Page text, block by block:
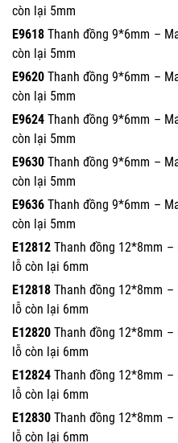
còn lại 5mm
E9618 Thanh đồng 9*6mm –
còn lại 5mm
E9620 Thanh đồng 9*6mm –
còn lại 5mm
E9624 Thanh đồng 9*6mm –
còn lại 5mm
E9630 Thanh đồng 9*6mm –
còn lại 5mm
E9636 Thanh đồng 9*6mm –
còn lại 5mm
E12812 Thanh đồng 12*8mm
lỗ còn lại 6mm
E12818 Thanh đồng 12*8mm
lỗ còn lại 6mm
E12820 Thanh đồng 12*8mm
lỗ còn lại 6mm
E12824 Thanh đồng 12*8mm
lỗ còn lại 6mm
E12830 Thanh đồng 12*8mm
lỗ còn lại 6mm